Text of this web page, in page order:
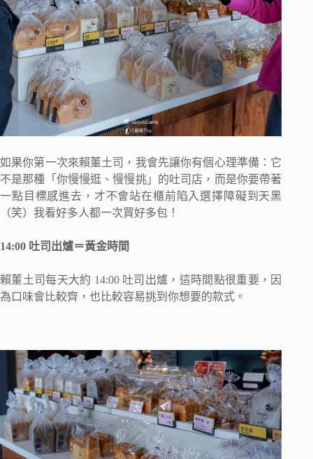
如果你第一次來賴董土司，我會先讓你有個心理準備：它
不是那種「你慢慢逛、慢慢挑」的吐司店，而是你要帶著
一點目標感進去，才不會站在櫃前陷入選擇障礙到天黑
（笑）我看好多人都一次買好多包！
14:00 吐司出爐＝黃金時間
賴董土司每天大約 14:00 吐司出爐，這時間點很重要，因
為口味會比較齊，也比較容易挑到你想要的款式。